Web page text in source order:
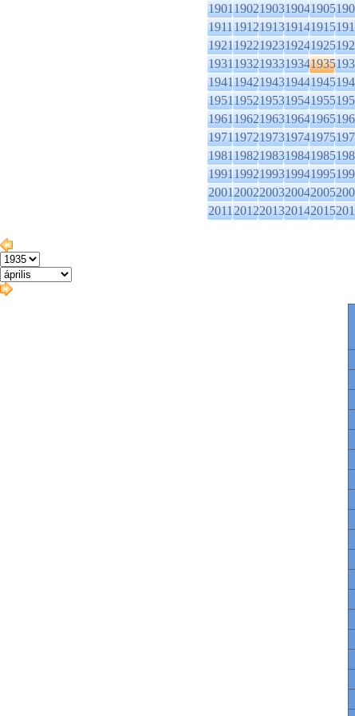
19011902190319041905
19111912191319141915
19211922192319241925
19311932193319341935
19411942194319441945
19511952195319541955
19611962196319641965
19711972197319741975
19811982198319841985
19911992199319941995
20012002200320042005
20112012201320142015